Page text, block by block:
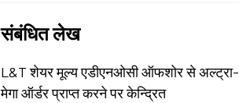
संबंधित लेख
L&T शेयर मूल्य एडीएनओसी ऑफशोर से अल्ट्रा-
मेगा ऑर्डर प्राप्त करने पर केन्द्रित